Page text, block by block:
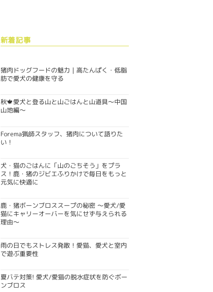
新着記事
猪肉ドッグフードの魅力｜高たんぱく・低脂
肪で愛犬の健康を守る
秋🍁愛犬と登る山と山ごはんと山道具〜中国
山地編〜
Forema猟師スタッフ、猪肉について語りた
い！
犬・猫のごはんに「山のごちそう」をプラ
ス！鹿・猪のジビエふりかけで毎日をもっと
元気に快適に
鹿・猪ボーンブロススープの秘密 〜愛犬/愛
猫にキャリーオーバーを気にせず与えられる
理由〜
雨の日でもストレス発散！愛猫、愛犬と室内
で遊ぶ重要性
夏バテ対策! 愛犬/愛猫の脱水症状を防ぐボー
ンブロス